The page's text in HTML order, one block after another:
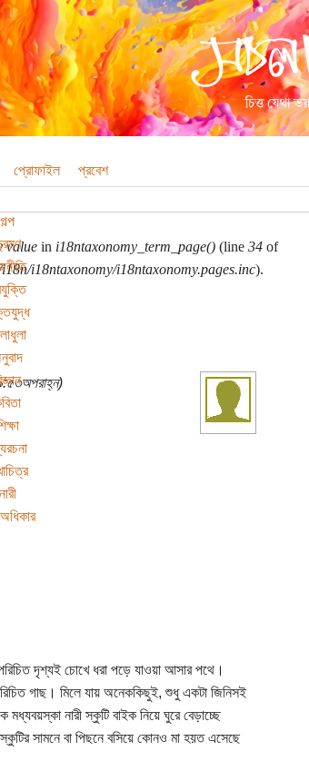
প্রোফাইল প্রবেশ
গল্প
নারী
valuein i18ntaxonomy_term_page()(line 34of
i18ntaxonomy/i18ntaxonomy.pages.inc).
দৃশ্যই চোখে ধরা পড়ে যাওয়া আসার পথে।
গাছ। মিলে যায় অনেককিছুই, শুধু একটা জিনিসই
নারী স্কুটি বাইক নিয়ে ঘুরে বেড়াচ্ছে
সামনে বা পিছনে বসিয়ে কোনও মা হয়ত এসেছে